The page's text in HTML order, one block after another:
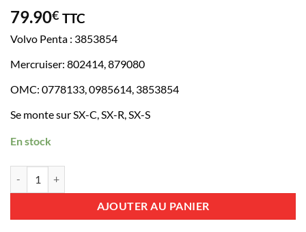
79.90€ TTC
Volvo Penta : 3853854
Mercruiser: 802414, 879080
OMC: 0778133, 0985614, 3853854
Se monte sur SX-C, SX-R, SX-S
En stock
AJOUTER AU PANIER